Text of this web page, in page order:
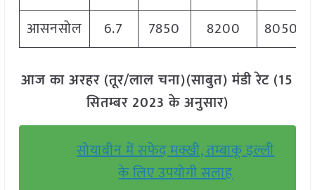
आसनसोल
6.7 7850 8200 8050
आज का अरहर (तूर/लाल चना)(साबुत) मंडी रेट (15
सितम्बर 2023 के अनुसार)
सोयाबीन में सफेद मक्खी, तम्बाकू इल्ली
के लिए उपयोगी सलाह